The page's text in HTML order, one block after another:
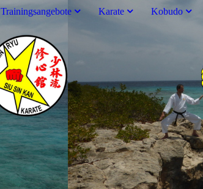
Trainingsangebote Karate Kobudo